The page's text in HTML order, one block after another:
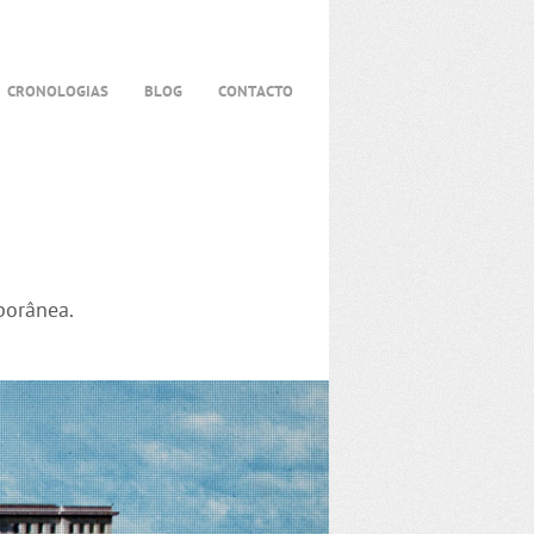
CRONOLOGIAS BLOG CONTACTO